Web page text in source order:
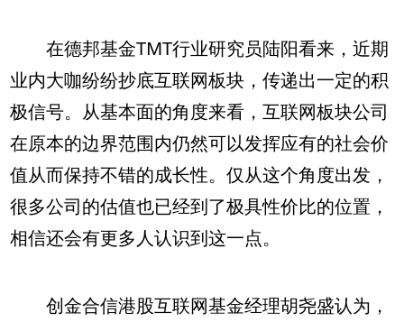
在德邦基金TMT行业研究员陆阳看来，近期
业内大咖纷纷抄底互联网板块，传递出一定的积
极信号。从基本面的角度来看，互联网板块公司
在原本的边界范围内仍然可以发挥应有的社会价
值从而保持不错的成长性。仅从这个角度出发，
很多公司的估值也已经到了极具性价比的位置，
相信还会有更多人认识到这一点。
创金合信港股互联网基金经理胡尧盛认为，